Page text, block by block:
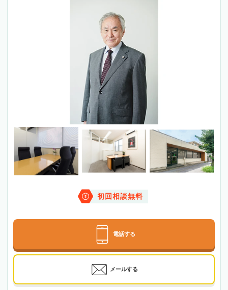
初回相談無料
電話する
メールする